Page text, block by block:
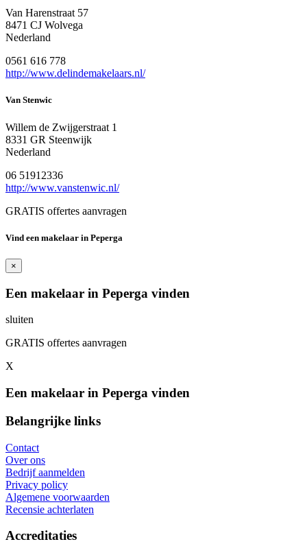
Van Harenstraat 57
8471 CJ Wolvega
Nederland
0561 616 778
http://www.delindemakelaars.nl/
Van Stenwic
Willem de Zwijgerstraat 1
8331 GR Steenwijk
Nederland
06 51912336
http://www.vanstenwic.nl/
GRATIS offertes aanvragen
Vind een makelaar in Peperga
×
Een makelaar in Peperga vinden
sluiten
GRATIS offertes aanvragen
X
Een makelaar in Peperga vinden
Belangrijke links
Contact
Over ons
Bedrijf aanmelden
Privacy policy
Algemene voorwaarden
Recensie achterlaten
Accreditaties